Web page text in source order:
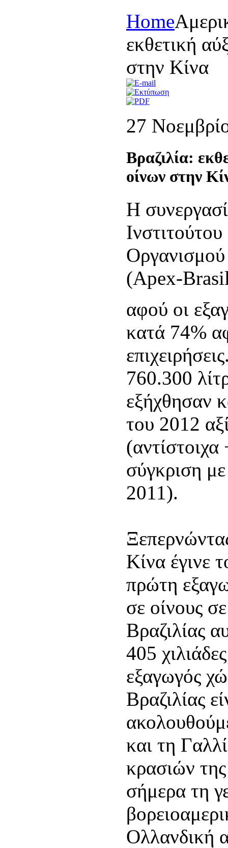
Home
εκθετική
στην Κίνα
27
Βραζιλία:
οίνων στην
Η
(Apex-
αφού οι
κατά 74%
760.300
εξήχθησαν
του 2012
σύγκριση
2011).
Κίνα έγινε
πρώτη
σε οίνους
Βραζιλίας
405
εξαγωγός
Βραζιλίας
και τη
κρασιών της
σήμερα τη
Ολλανδική